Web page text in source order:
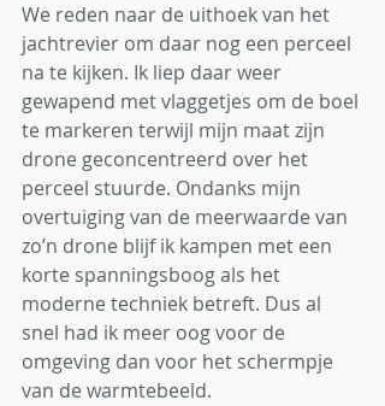
We reden naar de uithoek van het
jachtrevier om daar nog een perceel
na te kijken. Ik liep daar weer
gewapend met vlaggetjes om de boel
te markeren terwijl mijn maat zijn
drone geconcentreerd over het
perceel stuurde. Ondanks mijn
overtuiging van de meerwaarde van
zo’n drone blijf ik kampen met een
korte spanningsboog als het
moderne techniek betreft. Dus al
snel had ik meer oog voor de
omgeving dan voor het schermpje
van de warmtebeeld.